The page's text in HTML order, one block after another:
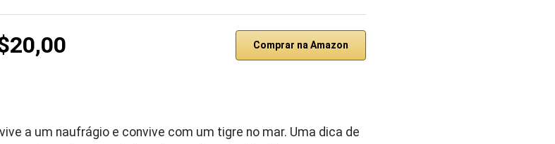
Comprar na Amazon
a um naufrágio e convive com um tigre no mar. Uma dica de